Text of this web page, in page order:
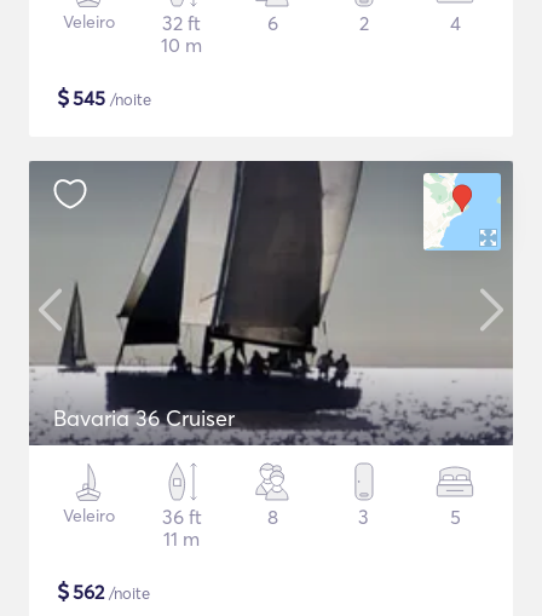
Veleiro
32 ft
10 m
6 2 4
$545 /noite
Bavaria 36 Cruiser
Veleiro
36 ft
11 m
8 3 5
$562/noite